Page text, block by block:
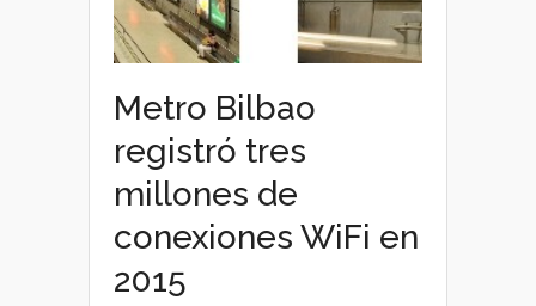
Metro Bilbao
registró tres
millones de
conexiones WiFi en
2015